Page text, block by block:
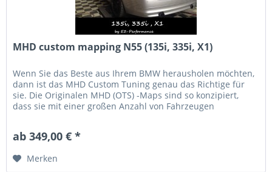
MHD custom mapping N55 (135i, 335i, X1)
Wenn Sie das Beste aus Ihrem BMW herausholen möchten,
dann ist das MHD Custom Tuning genau das Richtige für
sie. Die Originalen MHD (OTS) -Maps sind so konzipiert,
dass sie mit einer großen Anzahl von Fahrzeugen
ab 349,00 € *
Merken